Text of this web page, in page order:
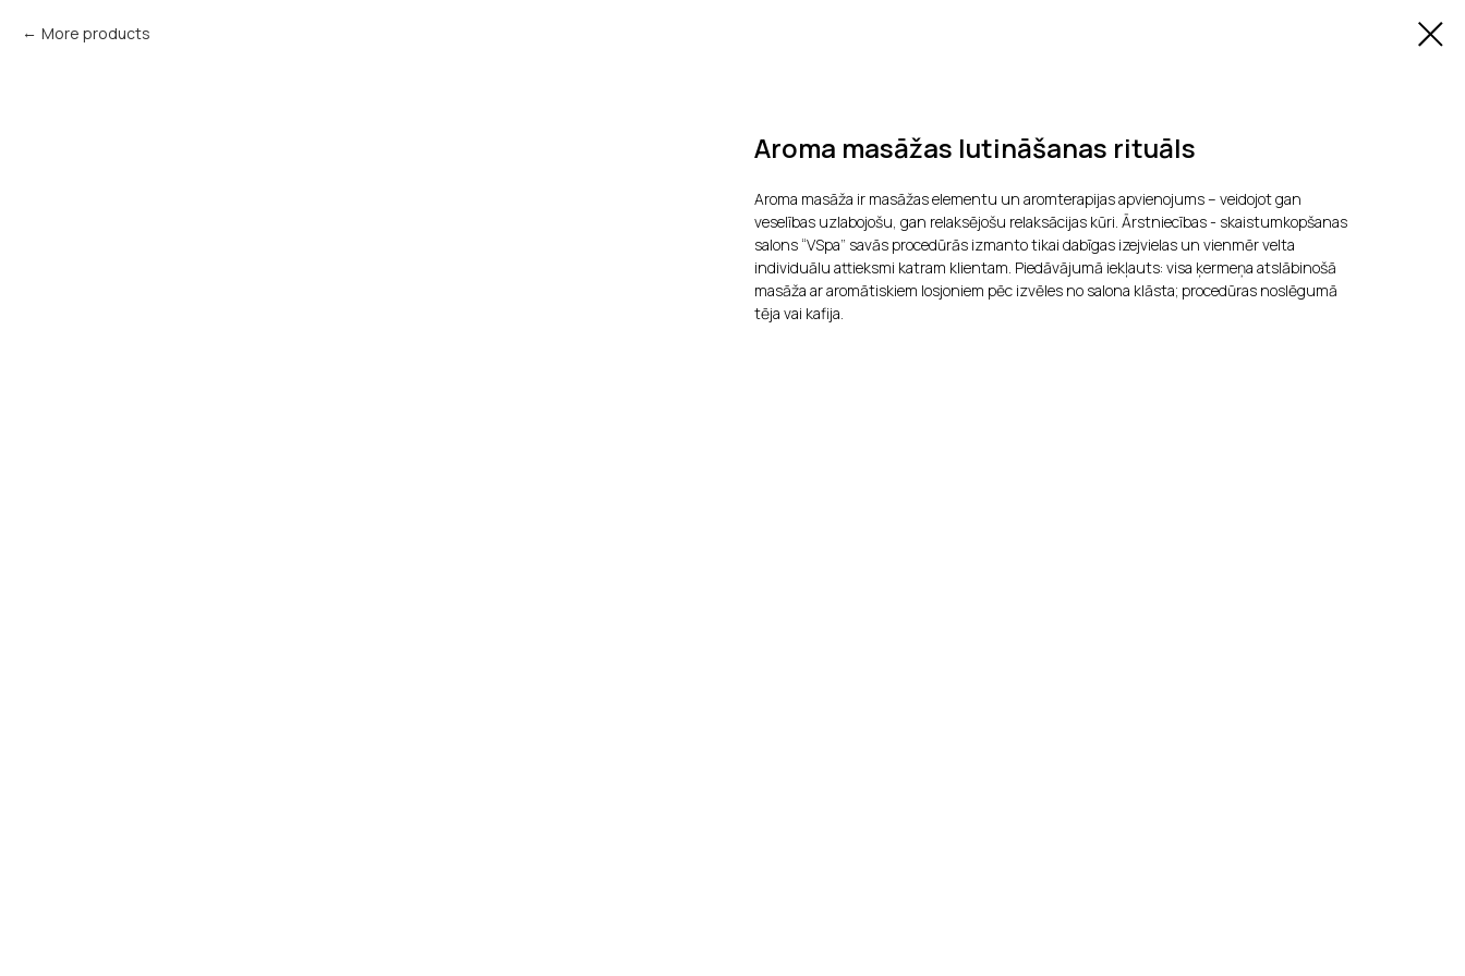
More products
Aroma masāžas lutināšanas rituāls
Aroma masāža ir masāžas elementu un aromterapijas apvienojums – veidojot gan
veselības uzlabojošu, gan relaksējošu relaksācijas kūri. Ārstniecības - skaistumkopšanas
salons “VSpa” savās procedūrās izmanto tikai dabīgas izejvielas un vienmēr velta
individuālu attieksmi katram klientam. Piedāvājumā iekļauts: visa ķermeņa atslābinošā
masāža ar aromātiskiem losjoniem pēc izvēles no salona klāsta; procedūras noslēgumā
tēja vai kafija.